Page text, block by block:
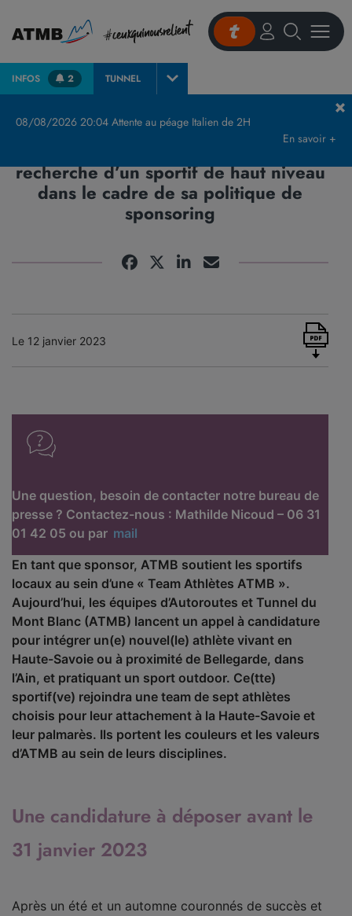
INFOS 2 TUNNEL
08/08/2026 20:04 Attente au péage Italien de 2H
En savoir +
recherche d’un sportif de haut niveau
dans le cadre de sa politique de
sponsoring
Le 12 janvier 2023
Une question, besoin de contacter notre bureau de
presse ? Contactez-nous : Mathilde Nicoud – 06 31
01 42 05 ou par mail
En tant que sponsor, ATMB soutient les sportifs
locaux au sein d’une « Team Athlètes ATMB ».
Aujourd’hui, les équipes d’Autoroutes et Tunnel du
Mont Blanc (ATMB) lancent un appel à candidature
pour intégrer un(e) nouvel(le) athlète vivant en
Haute-Savoie ou à proximité de Bellegarde, dans
l’Ain, et pratiquant un sport outdoor. Ce(tte)
sportif(ve) rejoindra une team de sept athlètes
choisis pour leur attachement à la Haute-Savoie et
leur palmarès. Ils portent les couleurs et les valeurs
d’ATMB au sein de leurs disciplines.
Une candidature à déposer avant le
31 janvier 2023
Après un été et un automne couronnés de succès et